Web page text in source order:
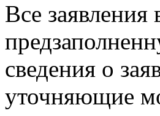
Все
сведения о
уточняющие